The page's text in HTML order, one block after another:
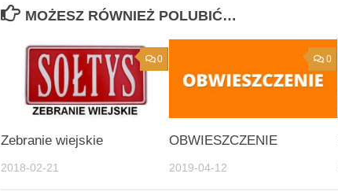
MOŻESZ RÓWNIEŻ POLUBIĆ…
0
Zebranie wiejskie
2018-02-21
0
OBWIESZCZENIE
2019-04-12